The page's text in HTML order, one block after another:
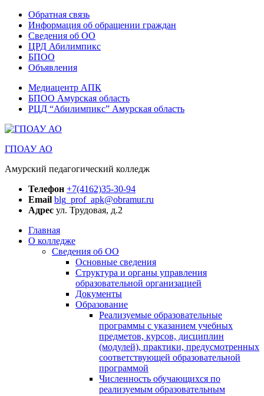
Обратная связь
Информация об обращении граждан
Сведения об ОО
ЦРД Абилимпикс
БПОО
Объявления
Медиацентр АПК
БПОО Амурская область
РЦД “Абилимпикс” Амурская область
ГПОАУ АО
Амурский педагогический колледж
Телефон +7(4162)35-30-94
Email blg_prof_apk@obramur.ru
Адрес ул. Трудовая, д.2
Главная
О колледже
Сведения об ОО
Основные сведения
Структура и органы управления
образовательной организацией
Документы
Образование
Реализуемые образовательные
программы с указанием учебных
предметов, курсов, дисциплин
(модулей), практики, предусмотренных
соответствующей образовательной
программой
Численность обучающихся по
реализуемым образовательным